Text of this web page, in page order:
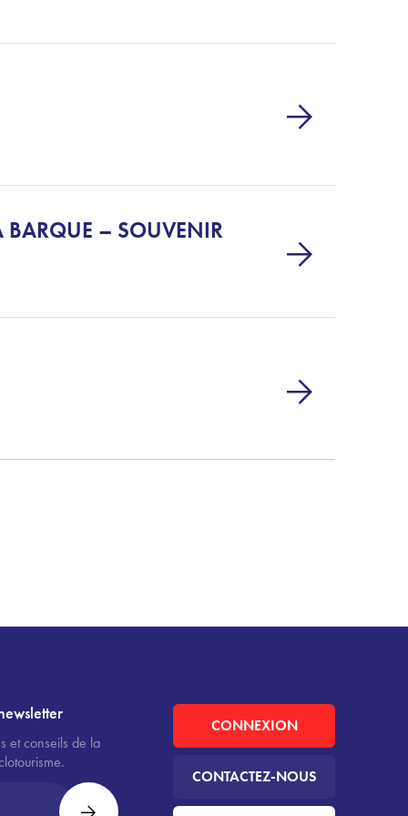
– SOUVENIR
et conseils de la
CONNEXION
CONTACTEZ-NOUS